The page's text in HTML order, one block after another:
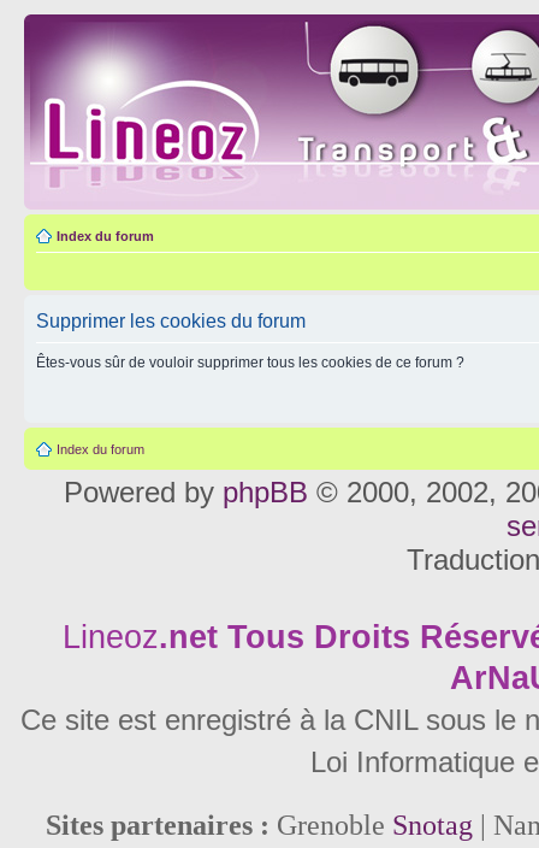
Index du forum
Supprimer les cookies du forum
Êtes-vous sûr de vouloir supprimer tous les cookies de ce forum ?
Index du forum
Powered by phpBB © 2000, 2002,
Lineoz.net Tous Droits
Ce site est enregistré à la CNIL sous le
Loi Informatique
Sites partenaires : Grenoble Snotag |